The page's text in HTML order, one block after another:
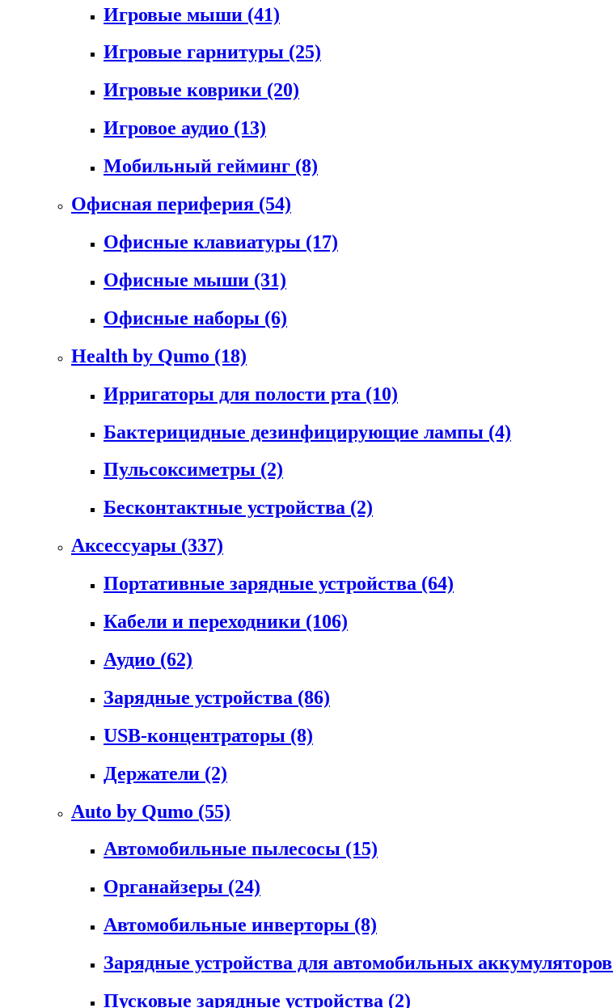
Игровые мыши (41)
Игровые гарнитуры (25)
Игровые коврики (20)
Игровое аудио (13)
Мобильный гейминг (8)
Офисная периферия (54)
Офисные клавиатуры (17)
Офисные мыши (31)
Офисные наборы (6)
Health by Qumo (18)
Ирригаторы для полости рта (10)
Бактерицидные дезинфицирующие лампы (4)
Пульсоксиметры (2)
Бесконтактные устройства (2)
Аксессуары (337)
Портативные зарядные устройства (64)
Кабели и переходники (106)
Аудио (62)
Зарядные устройства (86)
USB-концентраторы (8)
Держатели (2)
Auto by Qumo (55)
Автомобильные пылесосы (15)
Органайзеры (24)
Автомобильные инверторы (8)
Зарядные устройства для автомобильных аккумуляторов
Пусковые зарядные устройства (2)